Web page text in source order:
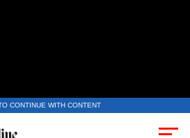
CONTINUE WITH CONTENT